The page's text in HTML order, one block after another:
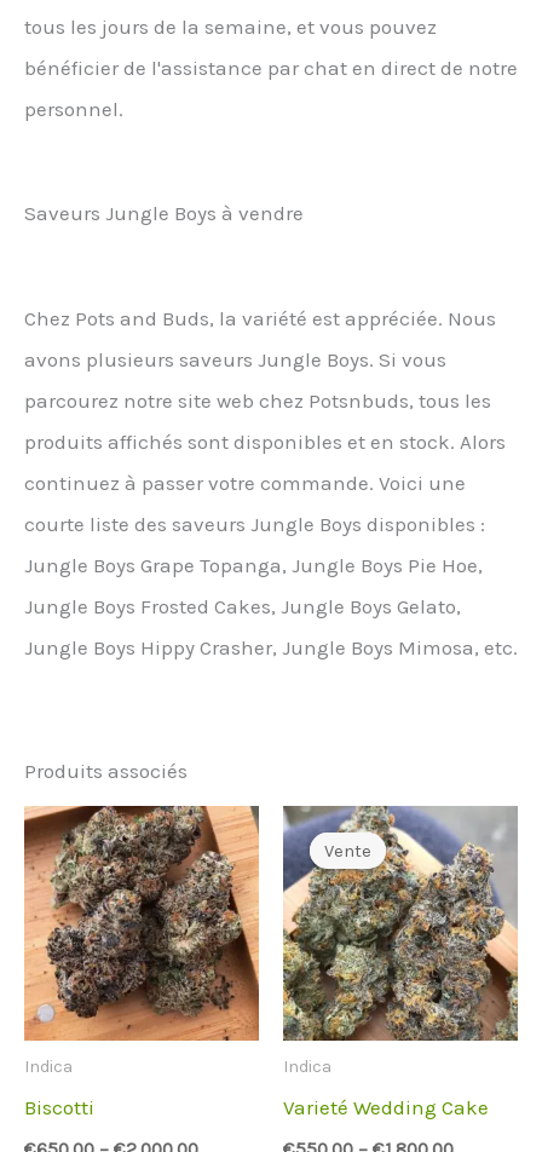
tous les jours de la semaine, et vous pouvez
bénéficier de l'assistance par chat en direct de notre
personnel.
Saveurs Jungle Boys à vendre
Chez Pots and Buds, la variété est appréciée. Nous
avons plusieurs saveurs Jungle Boys. Si vous
parcourez notre site web chez Potsnbuds, tous les
produits affichés sont disponibles et en stock. Alors
continuez à passer votre commande. Voici une
courte liste des saveurs Jungle Boys disponibles :
Jungle Boys Grape Topanga, Jungle Boys Pie Hoe,
Jungle Boys Frosted Cakes, Jungle Boys Gelato,
Jungle Boys Hippy Crasher, Jungle Boys Mimosa, etc.
Produits associés
Indica
Biscotti
Vente
Vente
Indica
Varieté Wedding Cake